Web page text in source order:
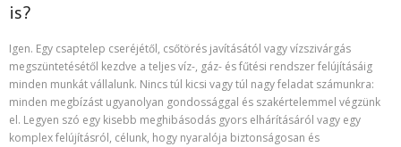
is?
Igen. Egy csaptelep cseréjétől, csőtörés javításától vagy vízszivárgás
megszüntetésétől kezdve a teljes víz-, gáz- és fűtési rendszer felújításáig
minden munkát vállalunk. Nincs túl kicsi vagy túl nagy feladat számunkra:
minden megbízást ugyanolyan gondossággal és szakértelemmel végzünk
el. Legyen szó egy kisebb meghibásodás gyors elhárításáról vagy egy
komplex felújításról, célunk, hogy nyaralója biztonságosan és